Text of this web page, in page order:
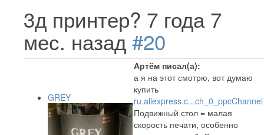
3д принтер? 7 года 7
мес. назад #20
GREY
Артём писал(а):
а я на этот смотрю, вот думаю
купить
ru.aliexpress.c...ch_0_ppcChannel
Подвижный стол = малая
скорость печати, особенно